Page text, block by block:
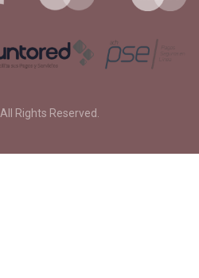
. All Rights Reserved.